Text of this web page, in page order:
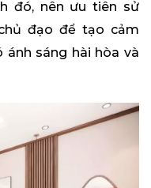
đó, nên ưu tiên sử
đạo để tạo cảm
ánh sáng hài hòa và